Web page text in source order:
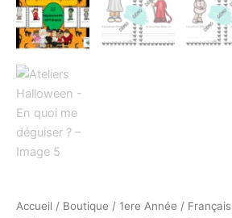
Accueil / Boutique / 1ere Année / Français